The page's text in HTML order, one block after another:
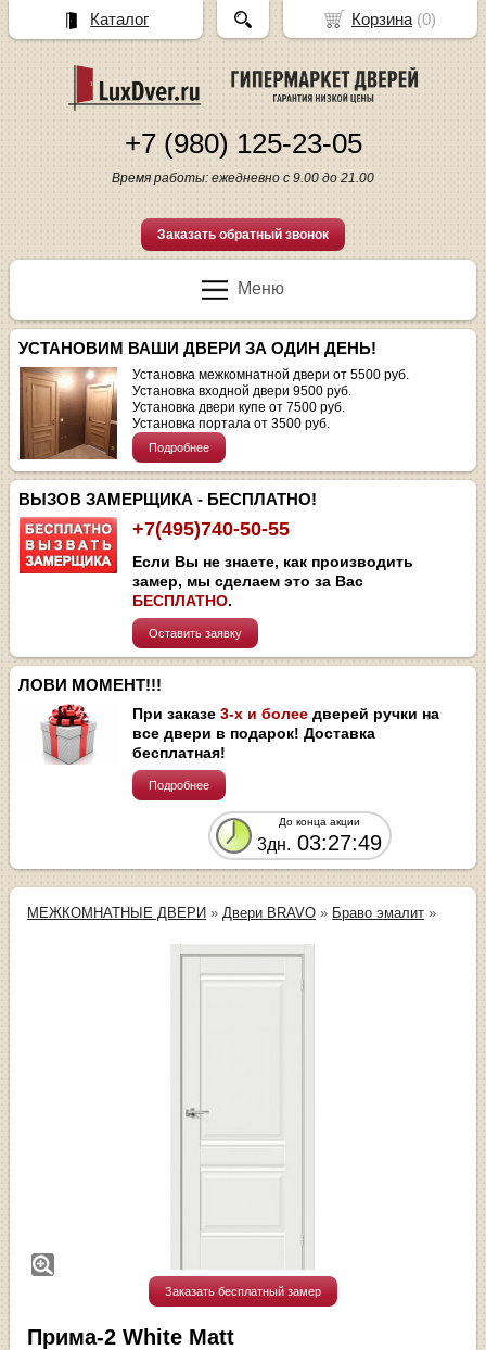
+7 (980) 125-23-05
Время работы: ежедневно с 9.00 до 21.00
Заказать обратный звонок
Меню
УСТАНОВИМ ВАШИ ДВЕРИ ЗА ОДИН ДЕНЬ!
Установка межкомнатной двери от 5500 руб.
Установка входной двери 9500 руб.
Установка двери купе от 7500 руб.
Установка портала от 3500 руб.
Подробнее
ВЫЗОВ ЗАМЕРЩИКА - БЕСПЛАТНО!
+7(495)740-50-55
Если Вы не знаете, как производить
замер, мы сделаем это за Вас
БЕСПЛАТНО.
Оставить заявку
ЛОВИ МОМЕНТ!!!
При заказе3-х и более дверей ручки на
все двери в подарок! Доставка
бесплатная!
Подробнее
До конца акции
3дн. 03:27:49
МЕЖКОМНАТНЫЕ ДВЕРИ » Двери BRAVO » Браво эмалит »
Заказать бесплатный замер
Прима-2 White Matt
Корзина(0)
Каталог